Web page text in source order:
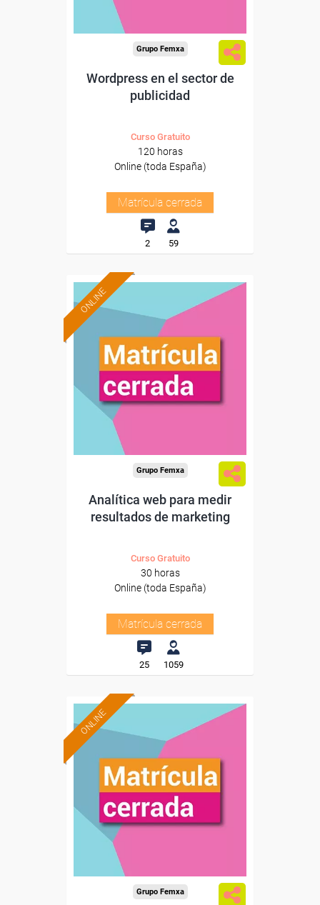
Grupo Femxa
Wordpress en el sector de
publicidad
Curso Gratuito
120 horas
Online (toda España)
Matrícula cerrada
2 59
ONLINE
Grupo Femxa
Analítica web para medir
resultados de marketing
Curso Gratuito
30 horas
Online (toda España)
Matrícula cerrada
25 1059
ONLINE
Grupo Femxa